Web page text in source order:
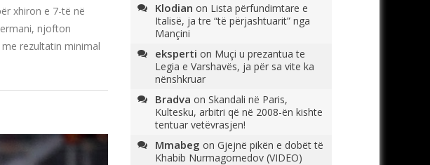
xhiron e 7-të në
njofton
rezultatin minimal
Klodian on Lista përfundimtare e
Italisë, ja tre “të përjashtuarit” nga
Mançini
eksperti on Muçi u prezantua te
Legia e Varshavës, ja për sa vite ka
nënshkruar
Bradva on Skandali në Paris,
Kultesku, arbitri që në 2008-ën kishte
tentuar vetëvrasjen!
Mmabeg on Gjejnë pikën e dobët të
Khabib Nurmagomedov (VIDEO)